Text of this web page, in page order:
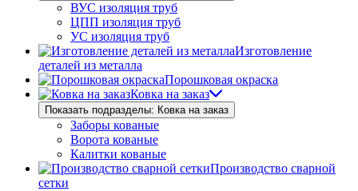
ВУС изоляция труб
ЦПП изоляция труб
УС изоляция труб
Изготовление
деталей из металла
Порошковая окраска
Ковка на заказ
Показать подразделы: Ковка на заказ
Заборы кованые
Ворота кованые
Калитки кованые
Производство сварной
сетки